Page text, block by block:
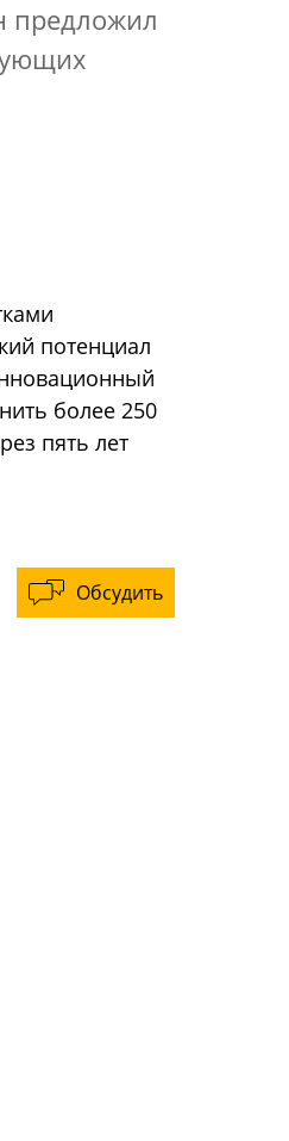
предложил
потенциал
более 250
пять лет
Обсудить